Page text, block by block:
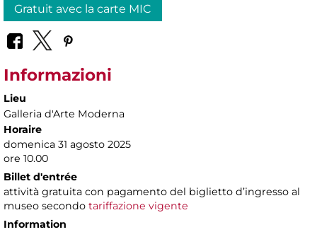
Gratuit avec la carte MIC
Informazioni
Lieu
Galleria d'Arte Moderna
Horaire
domenica 31 agosto 2025
ore 10.00
Billet d'entrée
attività gratuita con pagamento del biglietto d’ingresso al
museo secondo tariffazione vigente
Information